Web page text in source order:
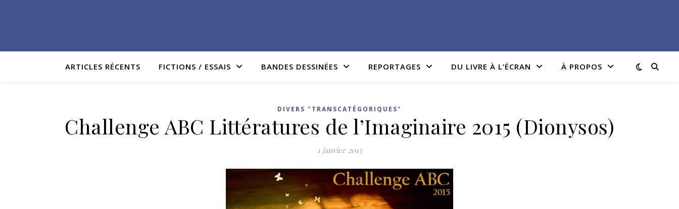
ARTICLES RÉCENTS FICTIONS / ESSAIS BANDES DESSINÉES REPORTAGES DU LIVRE À L’ÉCRAN À PROPOS
DIVERS "TRANSCATÉGORIQUES"
Challenge ABC Littératures de l’Imaginaire 2015 (Dionysos)
1 janvier 2015